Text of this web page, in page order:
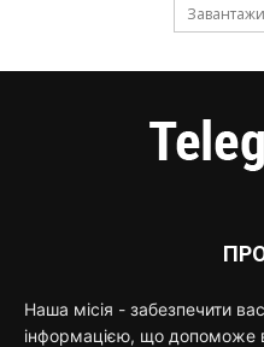
Наша місія - забезпечити
інформацією, що допоможе